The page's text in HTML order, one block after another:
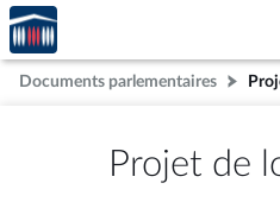
Aller au contenu
Aller en bas de la page
Accèder
à la
page
d'accueil
Documents parlementaires
Projet de